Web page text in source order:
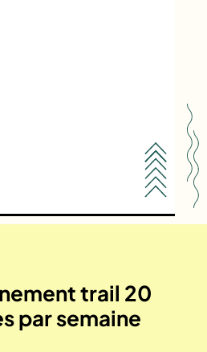
trail 20
par semaine